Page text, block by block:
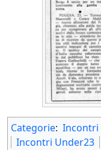
Categorie: Incontri
Incontri Under23